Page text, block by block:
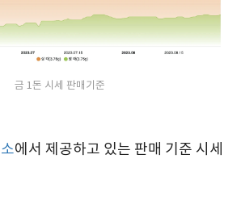
금 1돈 시세 판매기준
에서 제공하고 있는 판매 기준 시세